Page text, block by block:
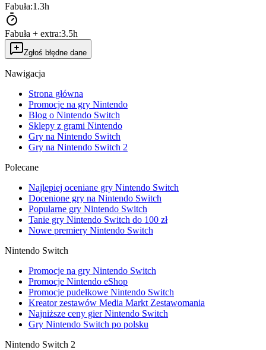
Fabuła:1.3h
Fabuła + extra:3.5h
Zgłoś błędne dane
Nawigacja
Strona główna
Promocje na gry Nintendo
Blog o Nintendo Switch
Sklepy z grami Nintendo
Gry na Nintendo Switch
Gry na Nintendo Switch 2
Polecane
Najlepiej oceniane gry Nintendo Switch
Docenione gry na Nintendo Switch
Popularne gry Nintendo Switch
Tanie gry Nintendo Switch do 100 zł
Nowe premiery Nintendo Switch
Nintendo Switch
Promocje na gry Nintendo Switch
Promocje Nintendo eShop
Promocje pudełkowe Nintendo Switch
Kreator zestawów Media Markt Zestawomania
Najniższe ceny gier Nintendo Switch
Gry Nintendo Switch po polsku
Nintendo Switch 2